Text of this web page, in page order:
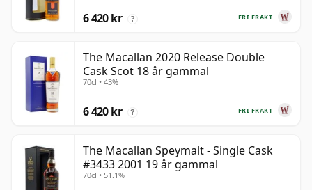
FRI FRAKT
6 420 kr ?
The Macallan 2020 Release Double
Cask Scot 18 år gammal
70cl • 43%
FRI FRAKT
6 420 kr ?
The Macallan Speymalt - Single Cask
#3433 2001 19 år gammal
70cl • 51.1%